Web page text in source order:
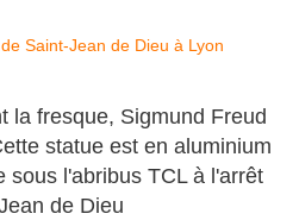
la fresque, Sigmund Freud
statue est en aluminium
sous l'abribus TCL à l'arrêt
de Dieu